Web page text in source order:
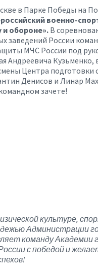
в Парке Победы на
военно-
и обороне». В
заведений России
МЧС России под
Андреевича Кузьменко,
Центра подготовки
Денисов и Линар
зачете!
культуре,
Администрации
команду Академии
с победой и